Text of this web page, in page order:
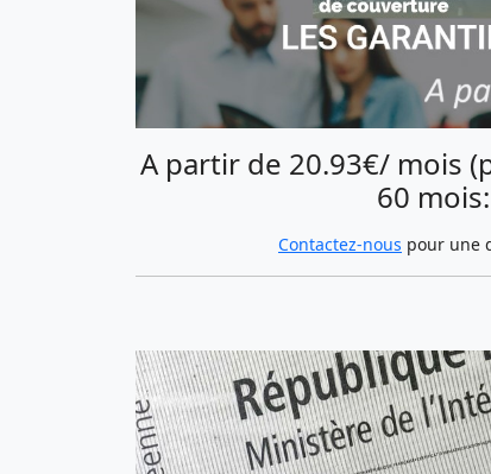
A partir de 20.93€/ mois
60
Contactez-nous pour une